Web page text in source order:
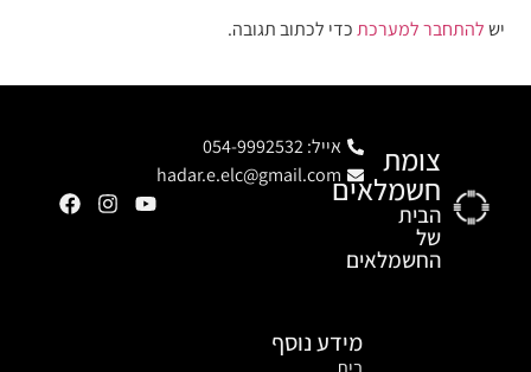
ישלהתחבר למערכתכדי לכתוב תגובה.
צומת
חשמלאים
הבית
של
החשמלאים
אייל: 054-9992532
hadar.e.elc@gmail.com
מידע נוסף